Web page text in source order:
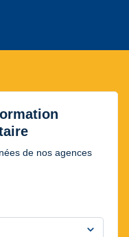
de nos agences
expand_more